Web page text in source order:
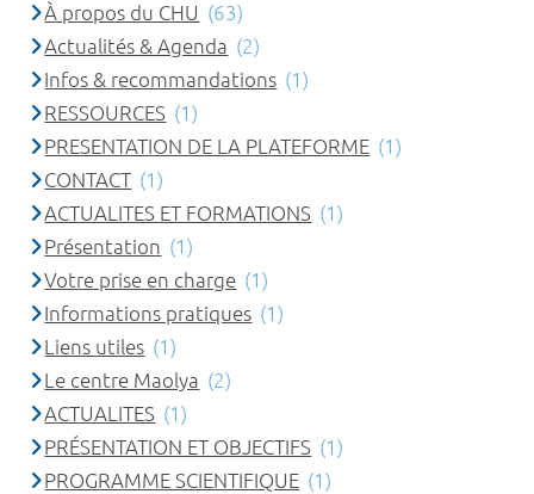
À propos du CHU (63)
Actualités & Agenda (2)
Infos & recommandations (1)
RESSOURCES (1)
PRESENTATION DE LA PLATEFORME (1)
CONTACT (1)
ACTUALITES ET FORMATIONS (1)
Présentation (1)
Votre prise en charge (1)
Informations pratiques (1)
Liens utiles (1)
Le centre Maolya (2)
ACTUALITES (1)
PRÉSENTATION ET OBJECTIFS (1)
PROGRAMME SCIENTIFIQUE (1)